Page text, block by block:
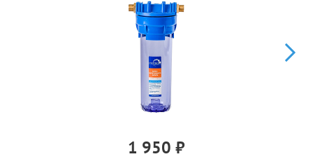
1 950 ₽